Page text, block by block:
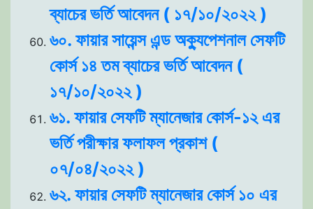
ব্যাচের ভর্তি আবেদন ( ১৭/১০/২০২২ )
৬০. ফায়ার সায়েন্স এন্ড অক্যুপেশনাল সেফটি
কোর্স ১৪ তম ব্যাচের ভর্তি আবেদন (
১৭/১০/২০২২ )
৬১. ফায়ার সেফটি ম্যানেজার কোর্স-১২ এর
ভর্তি পরীক্ষার ফলাফল প্রকাশ (
০৭/০৪/২০২২ )
৬২. ফায়ার সেফটি ম্যানেজার কোর্স ১০ এর